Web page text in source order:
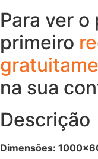
Para ver o
primeiro
na sua
Descrição
Dimensões: